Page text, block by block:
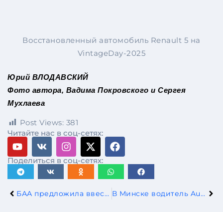
Восстановленный автомобиль Renault 5 на
VintageDay-2025
Юрий ВЛОДАВСКИЙ
Фото автора, Вадима Покровского и Сергея
Мухлаева
Post Views: 381
Читайте нас в соц-сетях:
Поделиться в соц-сетях:
БАА предложила ввести ограничения на продажу ввезенных в РБ физлицами легковых автомобилей В Минске водитель Audi совершил наезд на дерево и столб